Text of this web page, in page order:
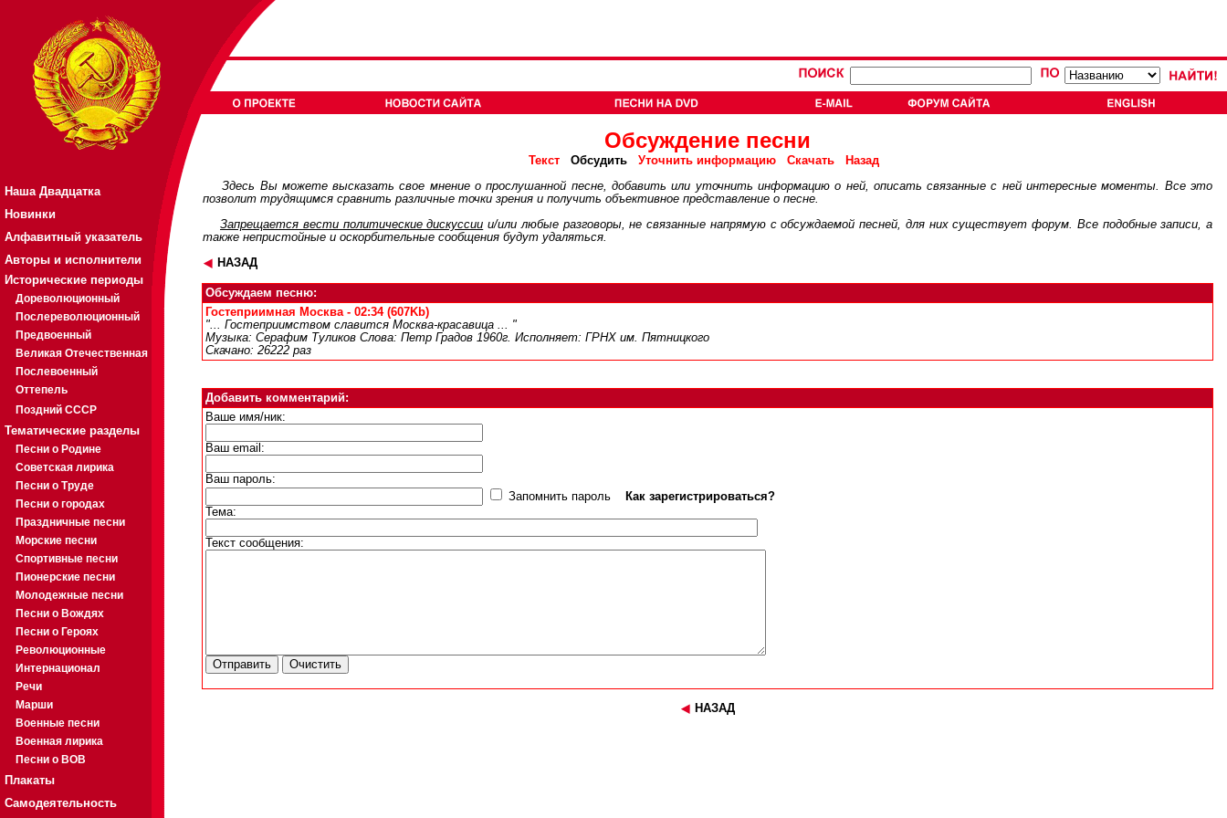
Наша Двадцатка
Новинки
Алфавитный указатель
Авторы и исполнители
Исторические периоды
Дореволюционный
Послереволюционный
Предвоенный
Великая Отечественная
Послевоенный
Оттепель
Поздний СССР
Тематические разделы
Песни о Родине
Советская лирика
Песни о Труде
Песни о городах
Праздничные песни
Морские песни
Спортивные песни
Пионерские песни
Молодежные песни
Песни о Вождях
Песни о Героях
Революционные
Интернационал
Речи
Марши
Военные песни
Военная лирика
Песни о ВОВ
Плакаты
Самодеятельность
Обсуждение песни
Текст Обсудить Уточнить информацию Скачать
Назад
Здесь Вы можете высказать свое мнение о прослушанной песне, добавить или уточнить информацию о ней, описать связанные с ней интересные моменты. Все это
позволит трудящимся сравнить различные точки зрения и получить объективное представление о песне.
Запрещается вести политические дискуcсии и/или любые разговоры, не связанные напрямую с обсуждаемой песней, для них существует форум. Все подобные записи, а
также непристойные и оскорбительные сообщения будут удаляться.
НАЗАД
Обсуждаем песню:
Гостеприимная Москва - 02:34 (607Kb)
"... Гостеприимством славится Москва-красавица ... "
Музыка: Серафим Туликов Слова: Петр Градов 1960г. Исполняет: ГРНХ им. Пятницкого
Скачано: 26222 раз
Добавить комментарий:
Ваше имя/ник:
Ваш email:
Ваш пароль:
Запомнить пароль
Как зарегистрироваться?
Тема:
Текст сообщения:
НАЗАД